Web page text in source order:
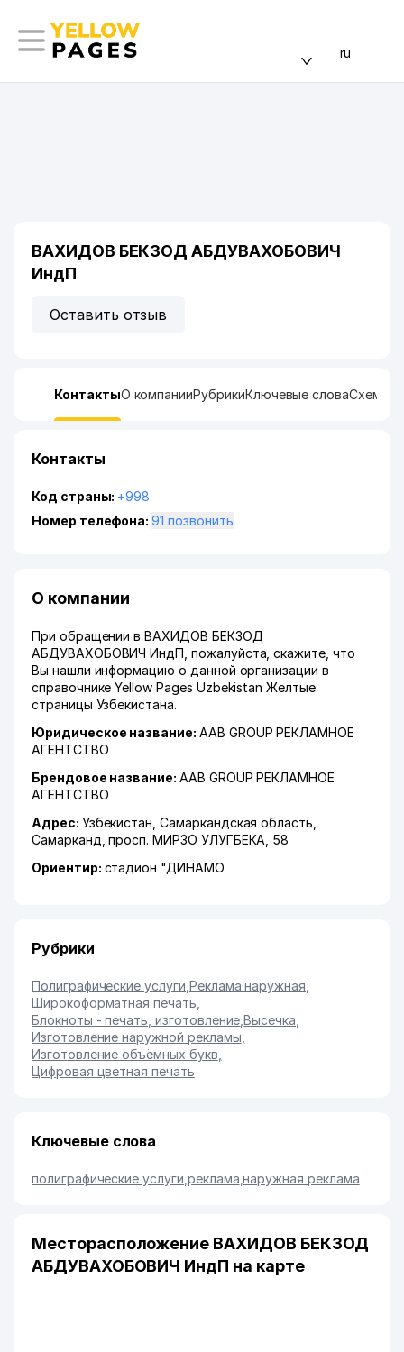
ru
ВАХИДОВ БЕКЗОД АБДУВАХОБОВИЧ
ИндП
Оставить отзыв
КонтактыО компанииРубрикиКлючевые словаСхема
Контакты
Код страны: +998
Номер телефона:
91 позвонить
О компании
При обращении в ВАХИДОВ БЕКЗОД
АБДУВАХОБОВИЧ ИндП, пожалуйста, скажите, что
Вы нашли информацию о данной организации в
справочнике Yellow Pages Uzbekistan Желтые
страницы Узбекистана.
Юридическое название: AAB GROUP РЕКЛАМНОЕ
АГЕНТСТВО
Брендовое название: AAB GROUP РЕКЛАМНОЕ
АГЕНТСТВО
Адрес: Узбекистан,Самаркандская область
Самарканд ,просп. МИРЗО УЛУГБЕКА , 58
Ориентир: стадион "ДИНАМО
Рубрики
Полиграфические услуги Реклама наружная
Широкоформатная печать
Блокноты - печать, изготовление ,Высечка
Изготовление наружной рекламы
Изготовление объёмных букв
Цифровая цветная печать
Ключевые слова
полиграфические услуги реклама ,наружная реклама
Месторасположение ВАХИДОВ БЕКЗОД
АБДУВАХОБОВИЧ ИндП на карте